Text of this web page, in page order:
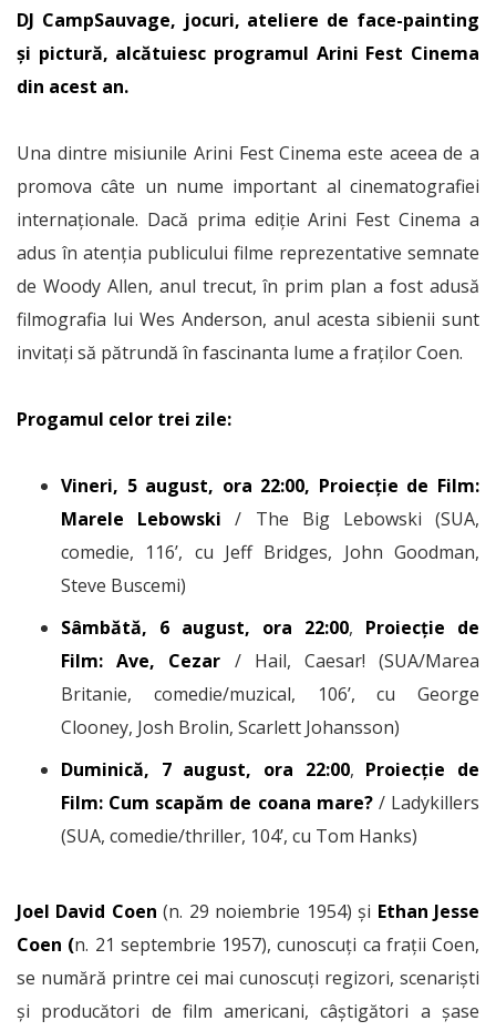
DJ CampSauvage, jocuri, ateliere de face-painting
și pictură, alcătuiesc programul Arini Fest Cinema
din acest an.
Una dintre misiunile Arini Fest Cinema este aceea de a
promova câte un nume important al cinematografiei
internaționale. Dacă prima ediție Arini Fest Cinema a
adus în atenția publicului filme reprezentative semnate
de Woody Allen, anul trecut, în prim plan a fost adusă
filmografia lui Wes Anderson, anul acesta sibienii sunt
invitați să pătrundă în fascinanta lume a fraților Coen.
Progamul celor trei zile:
Vineri, 5 august, ora 22:00, Proiecție de Film:
Marele Lebowski / The Big Lebowski (SUA,
comedie, 116’, cu Jeff Bridges, John Goodman,
Steve Buscemi)
Sâmbătă, 6 august, ora 22:00, Proiecție de
Film: Ave, Cezar / Hail, Caesar! (SUA/Marea
Britanie, comedie/muzical, 106’, cu George
Clooney, Josh Brolin, Scarlett Johansson)
Duminică, 7 august, ora 22:00, Proiecție de
Film: Cum scapăm de coana mare?/ Ladykillers
(SUA, comedie/thriller, 104’, cu Tom Hanks)
Joel David Coen (n. 29 noiembrie 1954) și Ethan Jesse
Coen (n. 21 septembrie 1957), cunoscuți ca frații Coen,
se numără printre cei mai cunoscuți regizori, scenariști
și producători de film americani, câștigători a șase